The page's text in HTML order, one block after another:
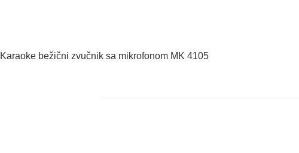
Karaoke bežični zvučnik sa mikrofonom MK 4105